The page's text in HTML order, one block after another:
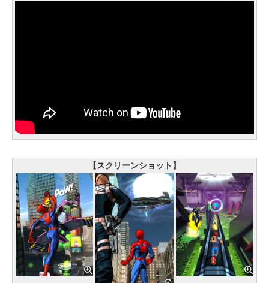
【スクリーンショット】